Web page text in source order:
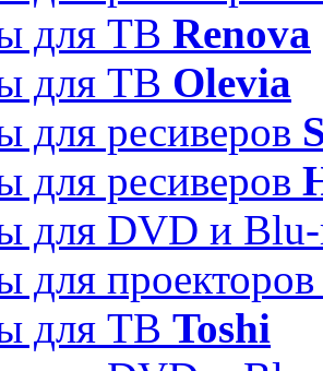
для ТВ Renova
для ТВ Olevia
для ресиверов
для ресиверов
для DVD и
для
для ТВ Toshi